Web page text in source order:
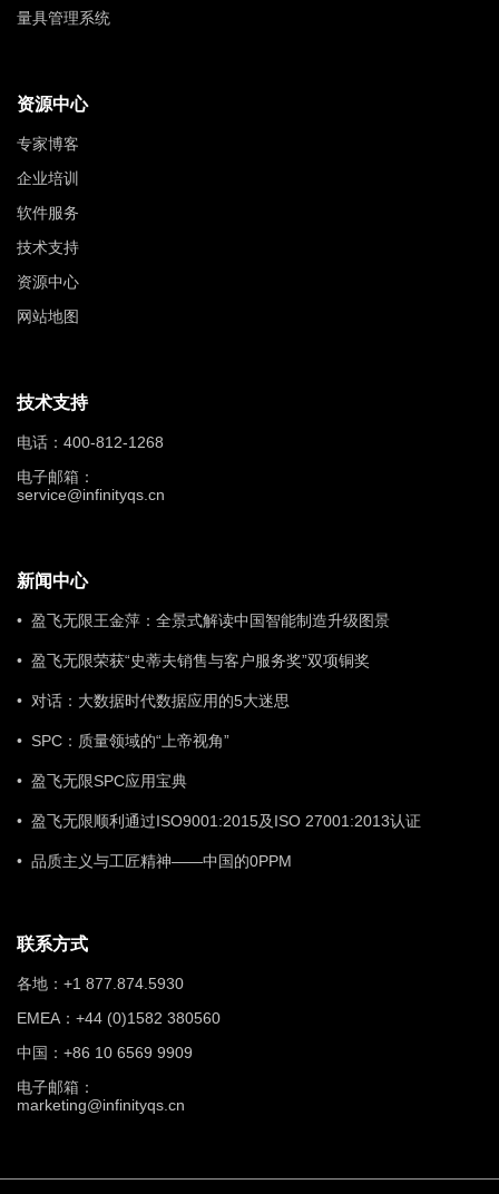
量具管理系统
资源中心
专家博客
企业培训
软件服务
技术支持
资源中心
网站地图
技术支持
电话：400-812-1268
电子邮箱：
service@infinityqs.cn
新闻中心
• 盈飞无限王金萍：全景式解读中国智能制造升级图景
• 盈飞无限荣获“史蒂夫销售与客户服务奖”双项铜奖
• 对话：大数据时代数据应用的5大迷思
• SPC：质量领域的“上帝视角”
• 盈飞无限SPC应用宝典
• 盈飞无限顺利通过ISO9001:2015及ISO 27001:2013认证
• 品质主义与工匠精神——中国的0PPM
联系方式
各地：+1 877.874.5930
EMEA：+44 (0)1582 380560
中国：+86 10 6569 9909
电子邮箱：
marketing@infinityqs.cn